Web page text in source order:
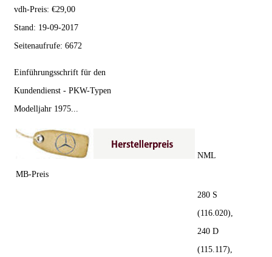
vdh-Preis: €29,00
Stand: 19-09-2017
Seitenaufrufe: 6672
Einführungsschrift für den
Kundendienst - PKW-Typen
Modelljahr 1975...
MB-Preis
NML
280 S
(116.020),
240 D
(115.117),